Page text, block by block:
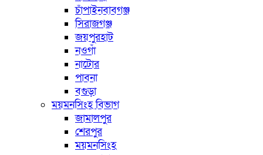
চাঁপাইনবাবগঞ্জ
সিরাজগঞ্জ
জয়পুরহাট
নওগাঁ
নাটোর
পাবনা
বগুড়া
ময়মনসিংহ বিভাগ
জামালপুর
শেরপুর
ময়মনসিংহ